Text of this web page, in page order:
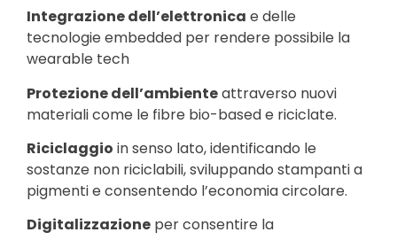
Integrazione dell’elettronica e delle
tecnologie embedded per rendere possibile la
wearable tech
Protezione dell’ambienteattraverso nuovi
materiali come le fibre bio-based e riciclate.
Riciclaggio in senso lato, identificando le
sostanze non riciclabili, sviluppando stampanti a
pigmenti e consentendo l’economia circolare.
Digitalizzazione per consentire la